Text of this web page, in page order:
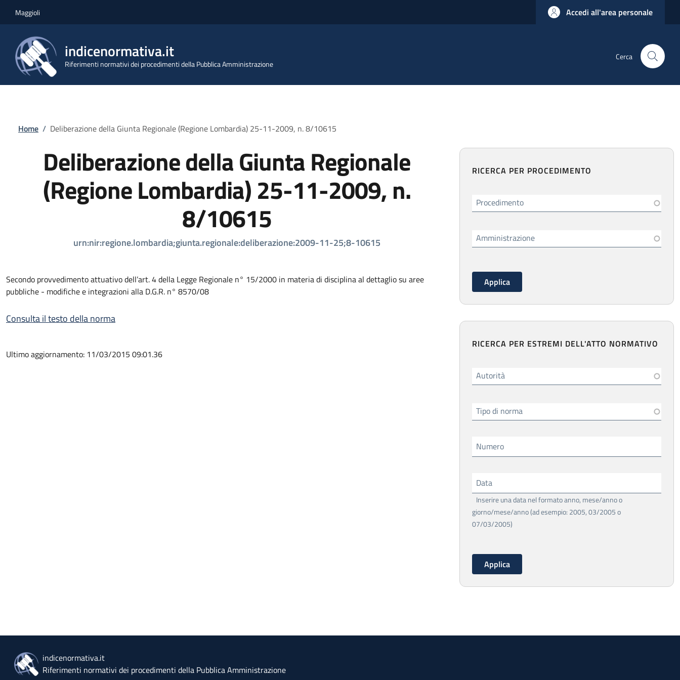
Maggioli Accedi all'area personale
indicenormativa.it
Riferimenti normativi dei procedimenti della Pubblica Amministrazione
Cerca
Briciole di pane
Home / Deliberazione della Giunta Regionale (Regione Lombardia) 25-11-2009, n. 8/10615
Deliberazione della Giunta Regionale
(Regione Lombardia) 25-11-2009, n.
8/10615
urn:nir:regione.lombardia;giunta.regionale:deliberazione:2009-11-25;8-10615
Secondo provvedimento attuativo dell’art. 4 della Legge Regionale n° 15/2000 in materia di disciplina al dettaglio su aree
pubbliche - modifiche e integrazioni alla D.G.R. n° 8570/08
Consulta il testo della norma
Ultimo aggiornamento: 11/03/2015 09:01.36
RICERCA PER PROCEDIMENTO
Procedimento
Amministrazione
RICERCA PER ESTREMI DELL'ATTO NORMATIVO
Autorità
Tipo di norma
Numero
Data
Inserire una data nel formato anno, mese/anno o
giorno/mese/anno (ad esempio: 2005, 03/2005 o
07/03/2005)
indicenormativa.it
Riferimenti normativi dei procedimenti della Pubblica Amministrazione